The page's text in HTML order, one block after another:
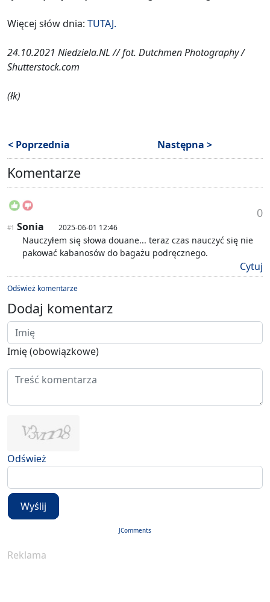
Więcej słów dnia: TUTAJ.
24.10.2021 Niedziela.NL //fot. Dutchmen Photography /
Shutterstock.com
(łk)
< Poprzednia Następna >
Komentarze
0
#1 Sonia 2025-06-01 12:46
Nauczyłem się słowa douane... teraz czas nauczyć się nie
pakować kabanosów do bagażu podręcznego.
Cytuj
Odśwież komentarze
Dodaj komentarz
Imię (obowiązkowe)
Odśwież
Wyślij
JComments
Reklama